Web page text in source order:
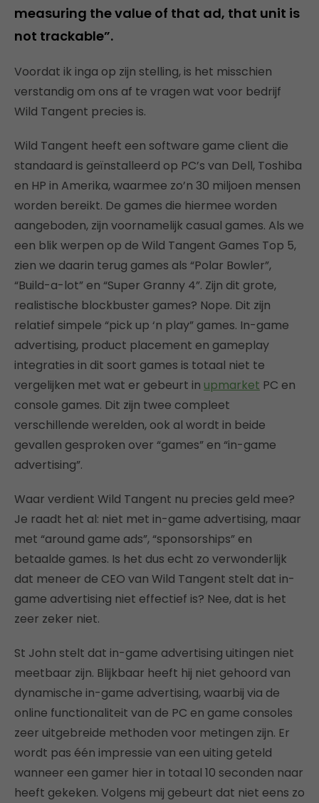
measuring the value of that ad, that unit is
not trackable”.
Voordat ik inga op zijn stelling, is het misschien
verstandig om ons af te vragen wat voor bedrijf
Wild Tangent precies is.
Wild Tangent heeft een software game client die
standaard is geïnstalleerd op PC’s van Dell, Toshiba
en HP in Amerika, waarmee zo’n 30 miljoen mensen
worden bereikt. De games die hiermee worden
aangeboden, zijn voornamelijk casual games. Als we
een blik werpen op de Wild Tangent Games Top 5,
zien we daarin terug games als “Polar Bowler”,
“Build-a-lot” en “Super Granny 4”. Zijn dit grote,
realistische blockbuster games? Nope. Dit zijn
relatief simpele “pick up ‘n play” games. In-game
advertising, product placement en gameplay
integraties in dit soort games is totaal niet te
vergelijken met wat er gebeurt in upmarket PC en
console games. Dit zijn twee compleet
verschillende werelden, ook al wordt in beide
gevallen gesproken over “games” en “in-game
advertising”.
Waar verdient Wild Tangent nu precies geld mee?
Je raadt het al: niet met in-game advertising, maar
met “around game ads”, “sponsorships” en
betaalde games. Is het dus echt zo verwonderlijk
dat meneer de CEO van Wild Tangent stelt dat in-
game advertising niet effectief is? Nee, dat is het
zeer zeker niet.
St John stelt dat in-game advertising uitingen niet
meetbaar zijn. Blijkbaar heeft hij niet gehoord van
dynamische in-game advertising, waarbij via de
online functionaliteit van de PC en game consoles
zeer uitgebreide methoden voor metingen zijn. Er
wordt pas één impressie van een uiting geteld
wanneer een gamer hier in totaal 10 seconden naar
heeft gekeken. Volgens mij gebeurt dat niet eens zo